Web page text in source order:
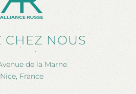
CHEZ NOUS
de la Marne
Nice, France